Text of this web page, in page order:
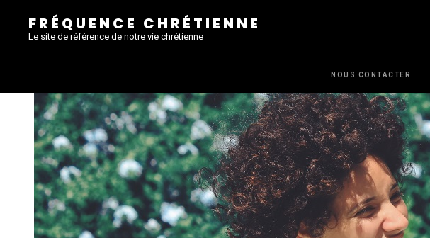
FRÉQUENCE CHRÉTIENNE
Le site de référence de notre vie chrétienne
NOUS CONTACTER